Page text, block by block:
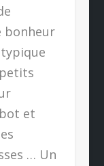
bonheur
et
… Un